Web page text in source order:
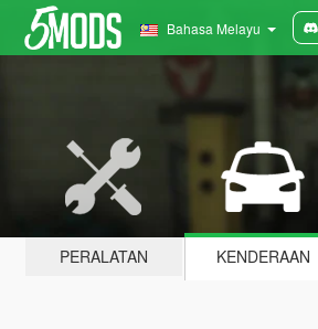
Bahasa Melayu
PERALATAN KENDERAAN